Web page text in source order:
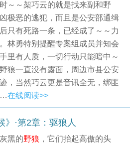
～～架巧云的就是找来副和野
极恶的逃犯，而且是公安部通缉
只有死路一条，已经成了～～力
林勇特别提醒专案组成员并知会
里有人质，一切行动只能暗中～
狼一直没有露面，周边市县公安
，当然巧云更是音讯全无，绑匪
…在线阅读>>
》·第2章：驱狼人
黑的野狼 ，它们抬起高傲的头